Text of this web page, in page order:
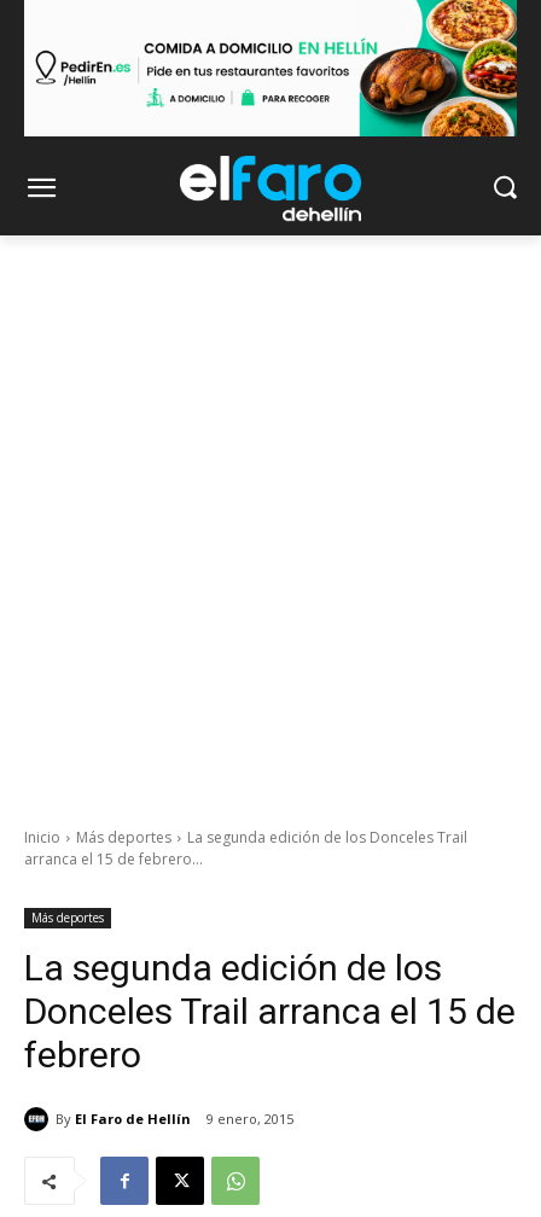
Inicio Más deportes
La segunda edición de los Donceles Trail
arranca el 15 de febrero...
Más deportes
La segunda edición de los
Donceles Trail arranca el 15 de
febrero
By El Faro de Hellín 9 enero, 2015